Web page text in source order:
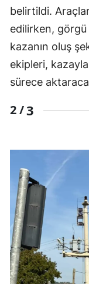
belirtildi.
edilirken, görgü
kazanın oluş
ekipleri,
sürece
2 /3